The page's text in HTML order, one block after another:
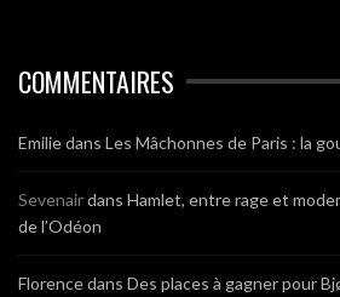
COMMENTAIRES
Emiliedans Les Mâchonnes de Paris : la
Sevenairdans Hamlet, entre rage et
de l’Odéon
Florencedans Des places à gagner pour